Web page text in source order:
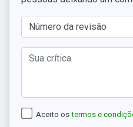
Aceito os termos e